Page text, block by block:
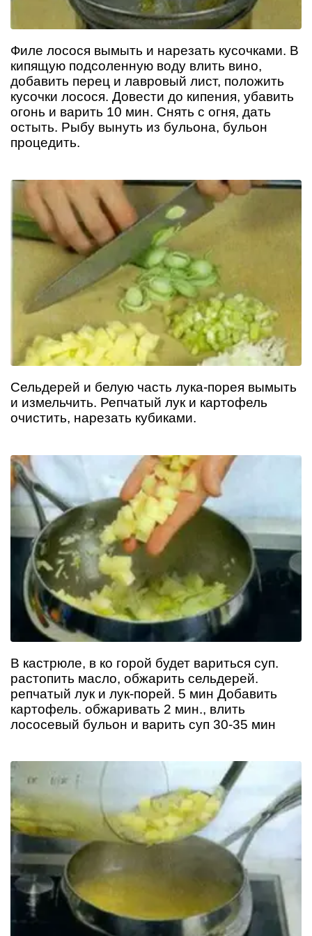
Филе лосося вымыть и нарезать кусочками. В
кипящую подсоленную воду влить вино,
добавить перец и лавровый лист, положить
кусочки лосося. Довести до кипения, убавить
огонь и варить 10 мин. Снять с огня, дать
остыть. Рыбу вынуть из бульона, бульон
процедить.
Сельдерей и белую часть лука-порея вымыть
и измельчить. Репчатый лук и картофель
очистить, нарезать кубиками.
В кастрюле, в ко горой будет вариться суп.
растопить масло, обжарить сельдерей.
репчатый лук и лук-порей. 5 мин Добавить
картофель. обжаривать 2 мин., влить
лососевый бульон и варить суп 30-35 мин